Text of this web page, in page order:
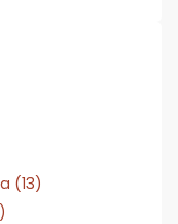
(13)